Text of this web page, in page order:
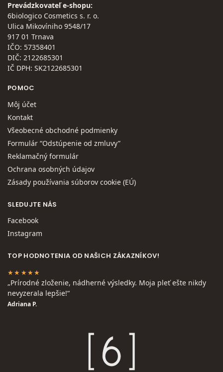
Prevádzkovateľ e-shopu:
6biologico Cosmetics s. r. o.
Ulica Mikovíniho 9548/17
917 01 Trnava
IČO: 57358401
DIČ: 2122685301
IČ DPH: SK2122685301
POMOC
Môj účet
Kontakt
Všeobecné obchodné podmienky
Formulár “Odstúpenie od zmluvy”
Reklamačný formulár
Ochrana osobných údajov
Zásady používania súborov cookie (EÚ)
SLEDUJTE NÁS
Facebook
Instagram
TOP HODNOTENIA OD NAŠICH ZÁKAZNÍKOV!
★★★★★
„Prírodné zloženie, nádherné výsledky. Moja pleť ešte nikdy
nevyzerala lepšie!“
Adriana P.